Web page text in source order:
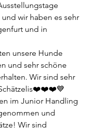
wir haben es sehr
und in
unsere Hunde
und sehr schöne
Wir sind sehr
im Junior Handling
und
Wir sind